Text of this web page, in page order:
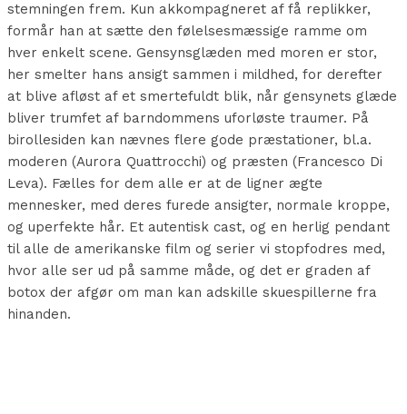
stemningen frem. Kun akkompagneret af få replikker,
formår han at sætte den følelsesmæssige ramme om
hver enkelt scene. Gensynsglæden med moren er stor,
her smelter hans ansigt sammen i mildhed, for derefter
at blive afløst af et smertefuldt blik, når gensynets glæde
bliver trumfet af barndommens uforløste traumer. På
birollesiden kan nævnes flere gode præstationer, bl.a.
moderen (Aurora Quattrocchi) og præsten (Francesco Di
Leva). Fælles for dem alle er at de ligner ægte
mennesker, med deres furede ansigter, normale kroppe,
og uperfekte hår. Et autentisk cast, og en herlig pendant
til alle de amerikanske film og serier vi stopfodres med,
hvor alle ser ud på samme måde, og det er graden af
botox der afgør om man kan adskille skuespillerne fra
hinanden.